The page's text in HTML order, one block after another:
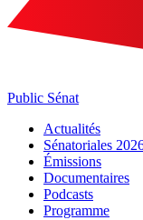
Public Sénat
Actualités
Sénatoriales
Émissions
Documentaires
Podcasts
Programme